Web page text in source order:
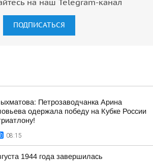
на наш Telegram-канал
ПОДПИСАТЬСЯ
Петрозаводчанка Арина
одержала победу на Кубке России
08:15
1944 года завершилась